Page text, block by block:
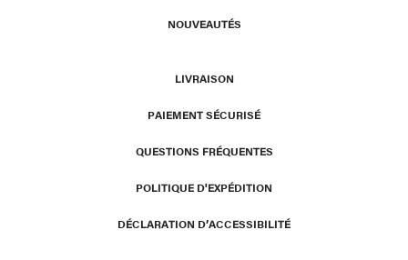
NOUVEAUTÉS
LIVRAISON
PAIEMENT SÉCURISÉ
QUESTIONS FRÉQUENTES
POLITIQUE D'EXPÉDITION
DÉCLARATION D’ACCESSIBILITÉ